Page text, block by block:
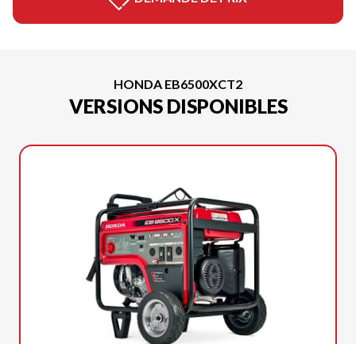
HONDA EB6500XCT2
VERSIONS DISPONIBLES